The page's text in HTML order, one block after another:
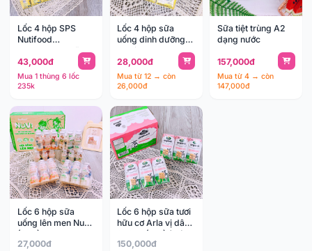
Lốc 4 hộp SPS
Nutifood
GrowPLUS+ Sữa
Non Immunel (1y+)
43,000đ
Mua 1 thùng 6 lốc
235k
Lốc 4 hộp sữa
uống dinh dưỡng
Oggi BA 110ml
(1y+)
28,000đ
Mua từ 12 → còn
26,000đ
Sữa tiệt trùng A2
dạng nước
157,000đ
Mua từ 4 → còn
147,000đ
Lốc 6 hộp sữa
uống lên men Nuvi
(2y+)
27,000đ
Lốc 6 hộp sữa tươi
hữu cơ Arla vị dâu
200ml (1y+) (thùng
12 hộp)
150,000đ